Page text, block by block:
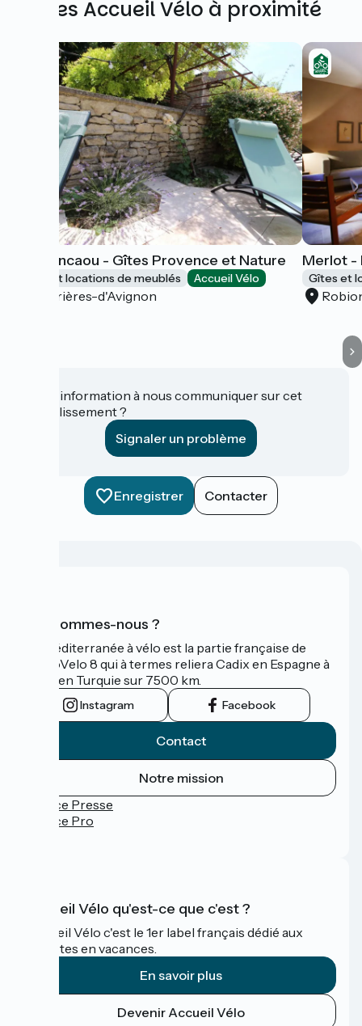
Autres Accueil Vélo à proximité
Lou Bancaou - Gîtes Provence et Nature
Gîtes et locations de meublés Accueil Vélo
Cabrières-d'Avignon
Merlot -
Gîtes et
Une information à nous communiquer sur cet
établissement ?
Signaler un problème
Enregistrer Contacter
Qui sommes-nous ?
La Méditerranée à vélo est la partie française de
l'EuroVelo 8 qui à termes reliera Cadix en Espagne à
Izmir en Turquie sur 7500 km.
Instagram Facebook
Contact
Notre mission
Espace Presse
Espace Pro
Accueil Vélo qu'est-ce que c'est ?
Accueil Vélo c'est le 1er label français dédié aux
cyclistes en vacances.
En savoir plus
Devenir Accueil Vélo